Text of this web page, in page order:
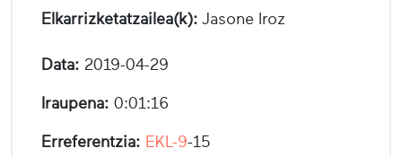
Elkarrizketatzailea(k): Jasone Iroz
Data: 2019-04-29
Iraupena: 0:01:16
Erreferentzia: EKL-9-15